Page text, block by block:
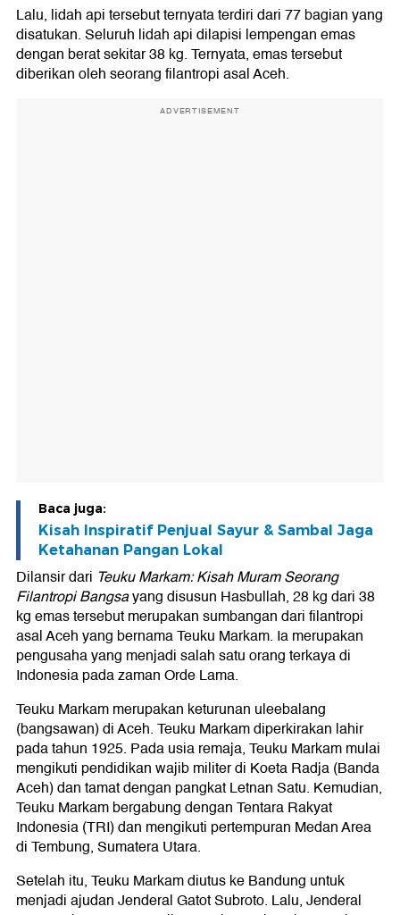
Lalu, lidah api tersebut ternyata terdiri dari 77 bagian yang
disatukan. Seluruh lidah api dilapisi lempengan emas
dengan berat sekitar 38 kg. Ternyata, emas tersebut
diberikan oleh seorang filantropi asal Aceh.
ADVERTISEMENT
Baca juga:
Kisah Inspiratif Penjual Sayur & Sambal Jaga
Ketahanan Pangan Lokal
Dilansir dari Teuku Markam: Kisah Muram Seorang
Filantropi Bangsayang disusun Hasbullah, 28 kg dari 38
kg emas tersebut merupakan sumbangan dari filantropi
asal Aceh yang bernama Teuku Markam. Ia merupakan
pengusaha yang menjadi salah satu orang terkaya di
Indonesia pada zaman Orde Lama.
Teuku Markam merupakan keturunan uleebalang
(bangsawan) di Aceh. Teuku Markam diperkirakan lahir
pada tahun 1925. Pada usia remaja, Teuku Markam mulai
mengikuti pendidikan wajib militer di Koeta Radja (Banda
Aceh) dan tamat dengan pangkat Letnan Satu. Kemudian,
Teuku Markam bergabung dengan Tentara Rakyat
Indonesia (TRI) dan mengikuti pertempuran Medan Area
di Tembung, Sumatera Utara.
Setelah itu, Teuku Markam diutus ke Bandung untuk
menjadi ajudan Jenderal Gatot Subroto. Lalu, Jenderal